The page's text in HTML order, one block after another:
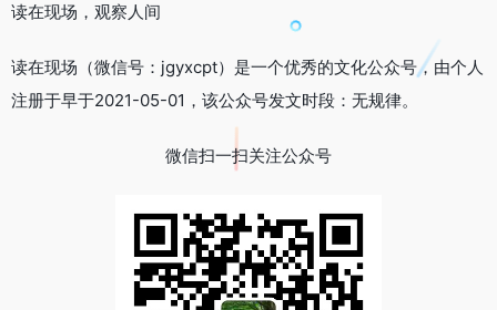
读在现场，观察人间
读在现场（微信号：jgyxcpt）是一个优秀的文化公众号，由个人
注册于早于2021-05-01，该公众号发文时段：无规律。
微信扫一扫关注公众号